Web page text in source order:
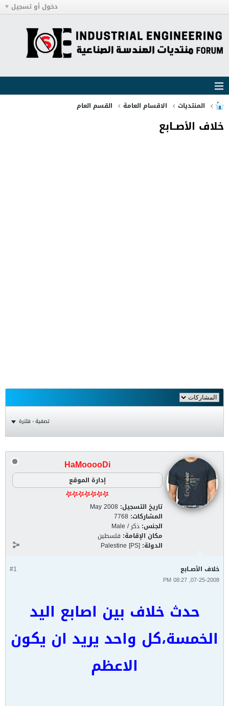
دخول أو تسجيل
المنتديات الاقسام العامة القسم العام
خلاف الأصــابع
تصفية - فلترة
HaMooooDi
إدارة الموقع
تاريخ التسجيل: May 2008
المشاركات: 7768
الجنس: ذكر / Male
مكان الإقامة: فلسطين
الدولة: Palestine [PS]
#1 خلاف الأصــابع
07-25-2008, 08:27 PM
حدث خلاف بين اصابع اليد
الخمسة،كل واحد يريد ان يكون
الاعظم